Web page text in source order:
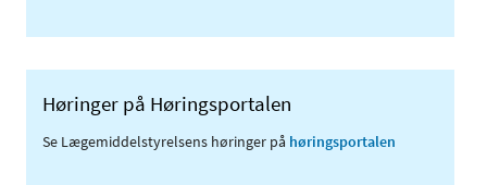
Høringer på Høringsportalen
Se Lægemiddelstyrelsens høringer på høringsportalen